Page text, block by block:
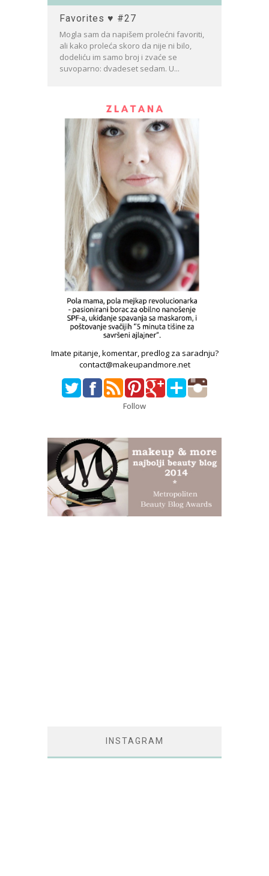
Favorites ♥ #27
Mogla sam da napišem prolećni favoriti,
ali kako proleća skoro da nije ni bilo,
dodeliću im samo broj i zvaće se
suvoparno: dvadeset sedam. U...
Imate pitanje, komentar, predlog za saradnju?
contact@makeupandmore.net
Follow
INSTAGRAM